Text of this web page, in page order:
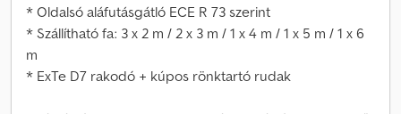
* Oldalsó aláfutásgátló ECE R 73 szerint
* Szállítható fa: 3 x 2 m / 2 x 3 m / 1 x 4 m / 1 x 5 m / 1 x 6
m
* ExTe D7 rakodó + kúpos rönktartó rudak